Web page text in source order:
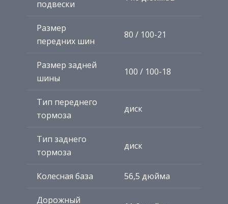
подвески
Размер
передних шин
80 / 100-21
Размер задней
шины
100 / 100-18
Тип переднего
тормоза
диск
Тип заднего
тормоза
диск
Колесная база 56,5 дюйма
Дорожный